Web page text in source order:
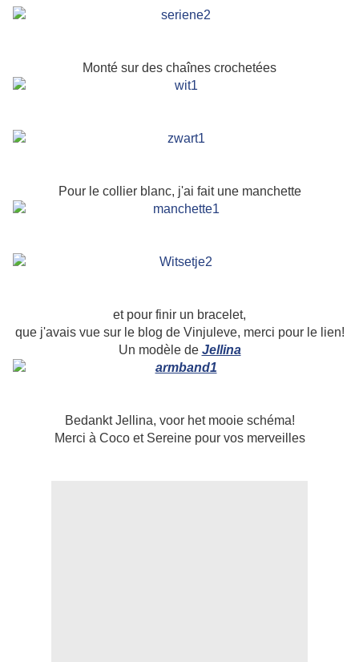
Monté sur des chaînes crochetées
Pour le collier blanc, j'ai fait une manchette
et pour finir un bracelet,
que j'avais vue sur le blog de Vinjuleve, merci pour le lien!
Un modèle de Jellina
Bedankt Jellina, voor het mooie schéma!
Merci à Coco et Sereine pour vos merveilles